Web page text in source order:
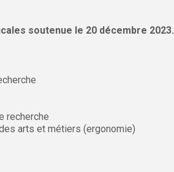
soutenue le 20 décembre 2023.
recherche
arts et métiers (ergonomie)